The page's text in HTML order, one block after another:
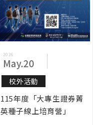
2026
May.20
校外活動
115年度「大專生證券菁
英種子線上培育營」